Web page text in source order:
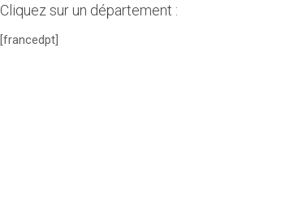
Cliquez sur un département :
[francedpt]